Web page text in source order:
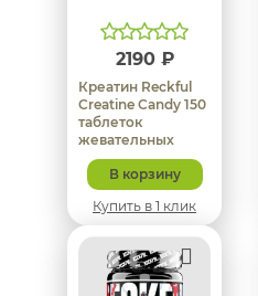
2190 ₽
Креатин Reckful
Creatine Candy 150
таблеток
жевательных
В корзину
Купить в 1 клик